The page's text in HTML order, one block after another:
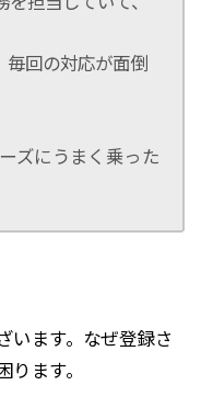
毎回の対応が面倒
ズにうまく乗った
います。なぜ登録さ
ます。